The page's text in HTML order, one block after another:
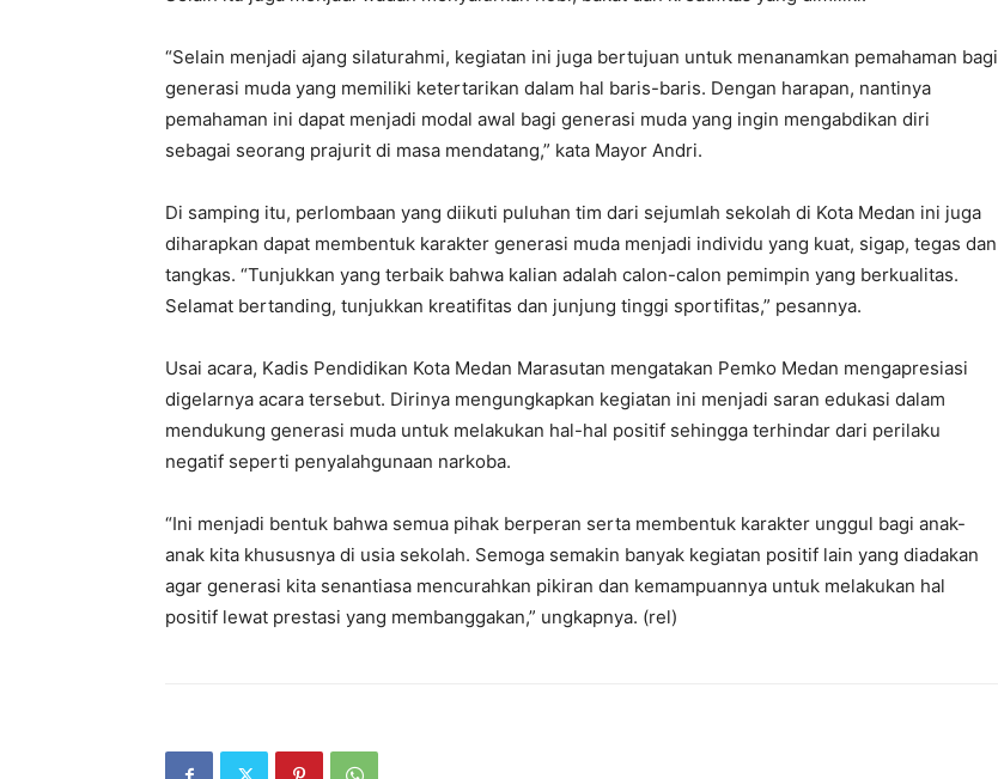
“Selain menjadi ajang silaturahmi, kegiatan ini juga bertujuan untuk menanamkan pemahaman bagi
generasi muda yang memiliki ketertarikan dalam hal baris-baris. Dengan harapan, nantinya
pemahaman ini dapat menjadi modal awal bagi generasi muda yang ingin mengabdikan diri
sebagai seorang prajurit di masa mendatang,” kata Mayor Andri.
Di samping itu, perlombaan yang diikuti puluhan tim dari sejumlah sekolah di Kota Medan ini juga
diharapkan dapat membentuk karakter generasi muda menjadi individu yang kuat, sigap, tegas dan
tangkas. “Tunjukkan yang terbaik bahwa kalian adalah calon-calon pemimpin yang berkualitas.
Selamat bertanding, tunjukkan kreatifitas dan junjung tinggi sportifitas,” pesannya.
Usai acara, Kadis Pendidikan Kota Medan Marasutan mengatakan Pemko Medan mengapresiasi
digelarnya acara tersebut. Dirinya mengungkapkan kegiatan ini menjadi saran edukasi dalam
mendukung generasi muda untuk melakukan hal-hal positif sehingga terhindar dari perilaku
negatif seperti penyalahgunaan narkoba.
“Ini menjadi bentuk bahwa semua pihak berperan serta membentuk karakter unggul bagi anak-
anak kita khususnya di usia sekolah. Semoga semakin banyak kegiatan positif lain yang diadakan
agar generasi kita senantiasa mencurahkan pikiran dan kemampuannya untuk melakukan hal
positif lewat prestasi yang membanggakan,” ungkapnya. (rel)